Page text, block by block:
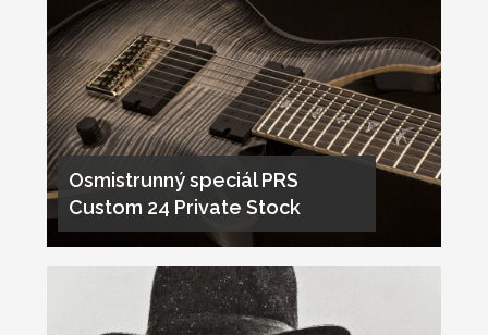
Osmistrunný speciál PRS
Custom 24 Private Stock